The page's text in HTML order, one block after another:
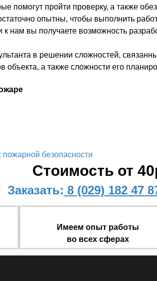
помогут пройти проверку, а также
опытны, чтобы выполнить
нам вы получаете возможность
в решении сложностей,
объекта, а также сложности его
пожарной безопасности
Стоимость от
Заказать: 8 (029) 182 47
Имеем опыт работы
во всех сферах